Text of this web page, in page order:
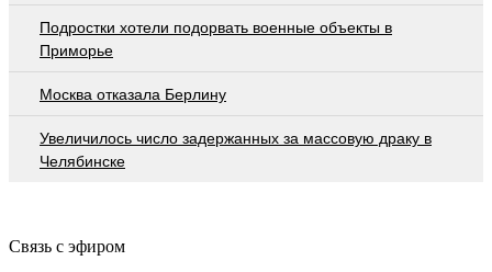
Подростки хотели подорвать военные объекты в
Приморье
Москва отказала Берлину
Увеличилось число задержанных за массовую драку в
Челябинске
Связь с эфиром